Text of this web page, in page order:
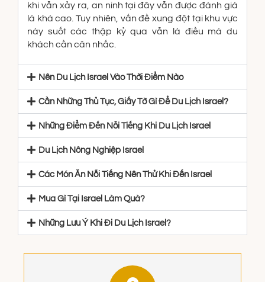
khi vẫn xảy ra, an ninh tại đây vẫn được đánh giá
là khá cao. Tuy nhiên, vấn đề xung đột tại khu vực
này suốt các thập kỷ qua vẫn là điều mà du
khách cần cân nhắc.
Nên Du Lịch Israel Vào Thời Điểm Nào
Cần Những Thủ Tục, Giấy Tờ Gì Để Du Lịch Israel?
Những Điểm Đến Nỗi Tiếng Khi Du Lịch Israel
Du Lịch Nông Nghiệp Israel
Các Món Ăn Nỗi Tiếng Nên Thử Khi Đến Israel
Mua Gì Tại Israel Làm Quà?
Những Lưu Ý Khi Đi Du Lịch Israel?